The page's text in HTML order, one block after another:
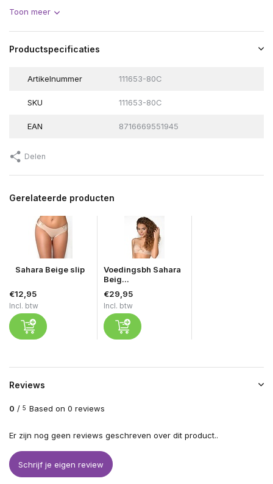
Toon meer
Productspecificaties
Artikelnummer 111653-80C
SKU 111653-80C
EAN 8716669551945
Delen
Gerelateerde producten
Sahara Beige slip
€12,95
Incl. btw
Voedingsbh Sahara
Beig...
€29,95
Incl. btw
Reviews
0 / 5 Based on 0 reviews
Er zijn nog geen reviews geschreven over dit product..
Schrijf je eigen review